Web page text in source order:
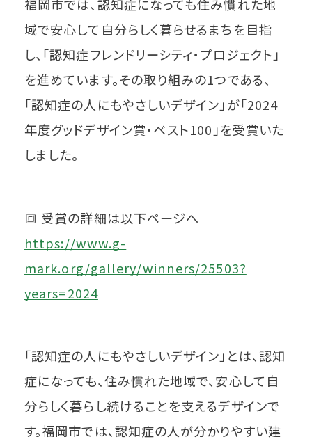
福岡市では、認知症になっても住み慣れた地
域で安心して自分らしく暮らせるまちを目指
し、「認知症フレンドリーシティ・プロジェクト」
を進めています。その取り組みの1つである、
「認知症の人にもやさしいデザイン」が「2024
年度グッドデザイン賞・ベスト100」を受賞いた
しました。
🔳 受賞の詳細は以下ページへ
https://www.g-
mark.org/gallery/winners/25503?
years=2024
「認知症の人にもやさしいデザイン」とは、認知
症になっても、住み慣れた地域で、安心して自
分らしく暮らし続けることを支えるデザインで
す。福岡市では、認知症の人が分かりやすい建